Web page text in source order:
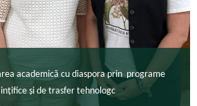
academică cu diaspora prin programe
și de trasfer tehnologc